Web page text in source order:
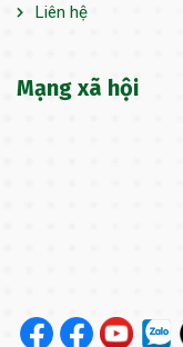
Liên hệ
Mạng xã hội